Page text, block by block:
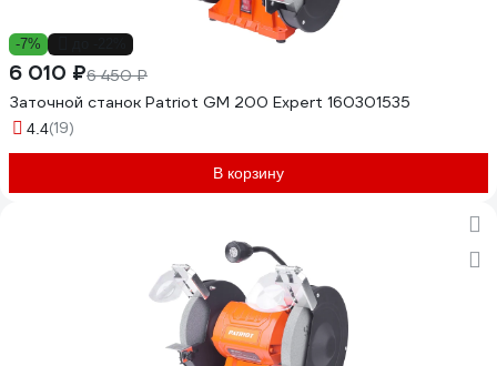
-7%
6 010 ₽6 450 ₽
Заточной станок Patriot GM 200 Expert 160301535
4.4(19)
В корзину